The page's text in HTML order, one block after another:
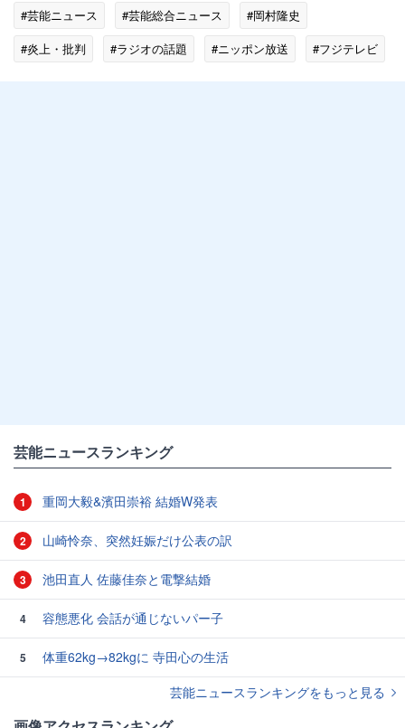
#芸能ニュース #芸能総合ニュース
#岡村隆史
#炎上・批判
#ラジオの話題 #ニッポン放送
#フジテレビ
芸能ニュースランキング
1 重岡大毅&濱田崇裕 結婚W発表
2 山崎怜奈、突然妊娠だけ公表の訳
3 池田直人 佐藤佳奈と電撃結婚
4 容態悪化 会話が通じないパー子
5
体重62kg→82kgに 寺田心の生活
芸能ニュースランキングをもっと見る